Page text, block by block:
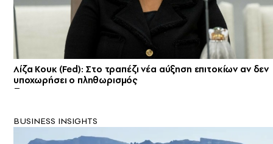
Λίζα Κουκ (Fed): Στο τραπέζι νέα αύξηση επιτοκίων αν δεν
υποχωρήσει ο πληθωρισμός
BUSINESS INSIGHTS